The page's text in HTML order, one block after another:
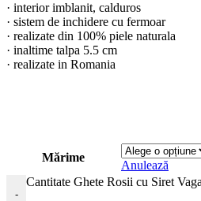
· interior imblanit, calduros
· sistem de inchidere cu fermoar
· realizate din 100% piele naturala
· inaltime talpa 5.5 cm
· realizate in Romania
Mărime
Anulează
-
Cantitate Ghete Rosii cu Siret